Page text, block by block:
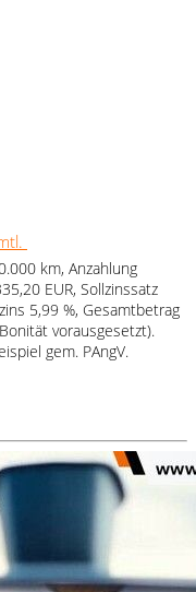
km, Anzahlung
EUR, Sollzinssatz
5,99 %, Gesamtbetrag
vorausgesetzt).
gem. PAngV.